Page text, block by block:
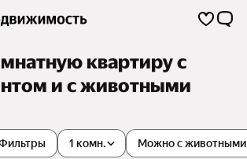
квартиру с
и с животными
1 комн. Можно с животными